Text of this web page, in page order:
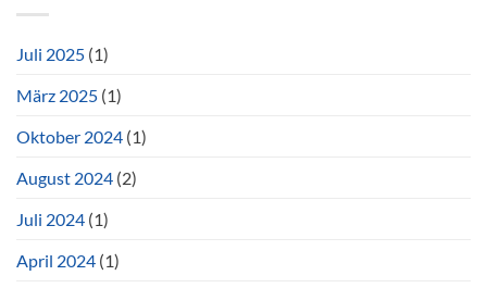
Juli 2025 (1)
März 2025 (1)
Oktober 2024 (1)
August 2024 (2)
Juli 2024 (1)
April 2024 (1)